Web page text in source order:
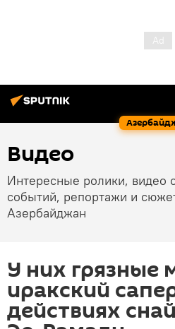
Видео
Интересные ролики, видео
событий, репортажи и
Азербайджан
У них грязные
иракский
действиях